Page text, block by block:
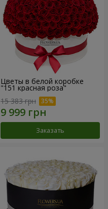
Цветы в белой коробке
"151 красная роза"
15 383 грн
Заказать